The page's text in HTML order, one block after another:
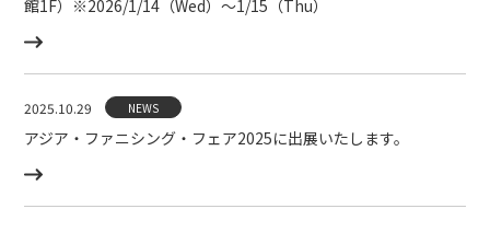
館1F）※2026/1/14（Wed）〜1/15（Thu）
2025.10.29 NEWS
アジア・ファニシング・フェア2025に出展いたします。